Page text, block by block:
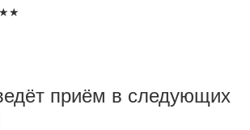
★★
приём в следующих